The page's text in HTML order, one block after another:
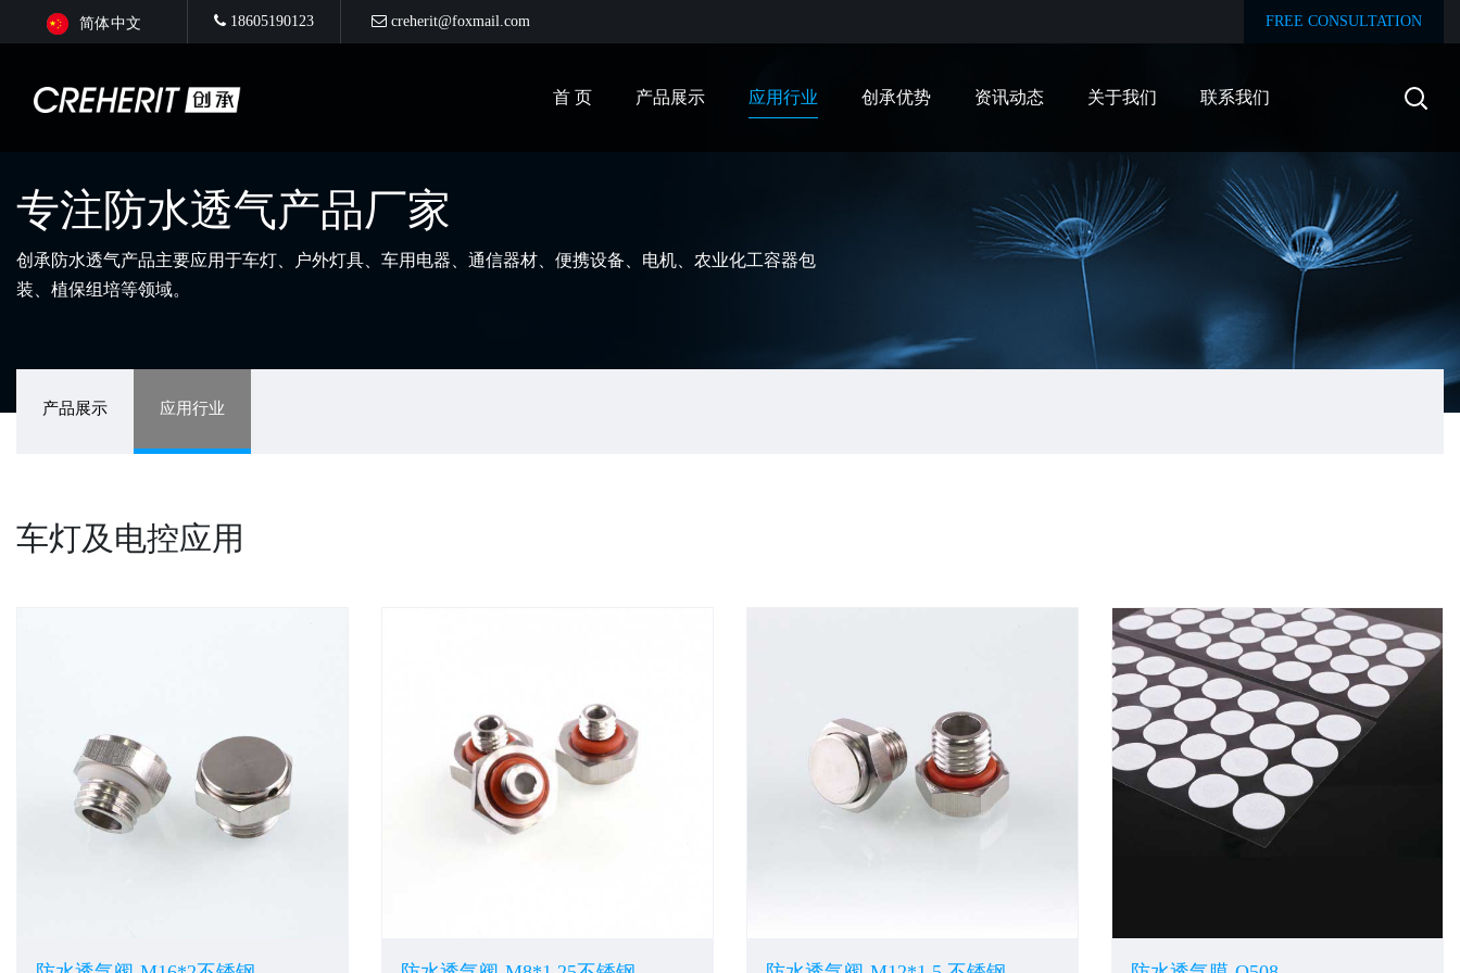
简体中文 18605190123 creherit@foxmail.com FREE CONSULTATION
首 页 产品展示 应用行业 创承优势 资讯动态 关于我们 联系我们
专注防水透气产品厂家
创承防水透气产品主要应用于车灯、户外灯具、车用电器、通信器材、便携设备、电机、农业化工容器包
装、植保组培等领域。
产品展示 应用行业
车灯及电控应用